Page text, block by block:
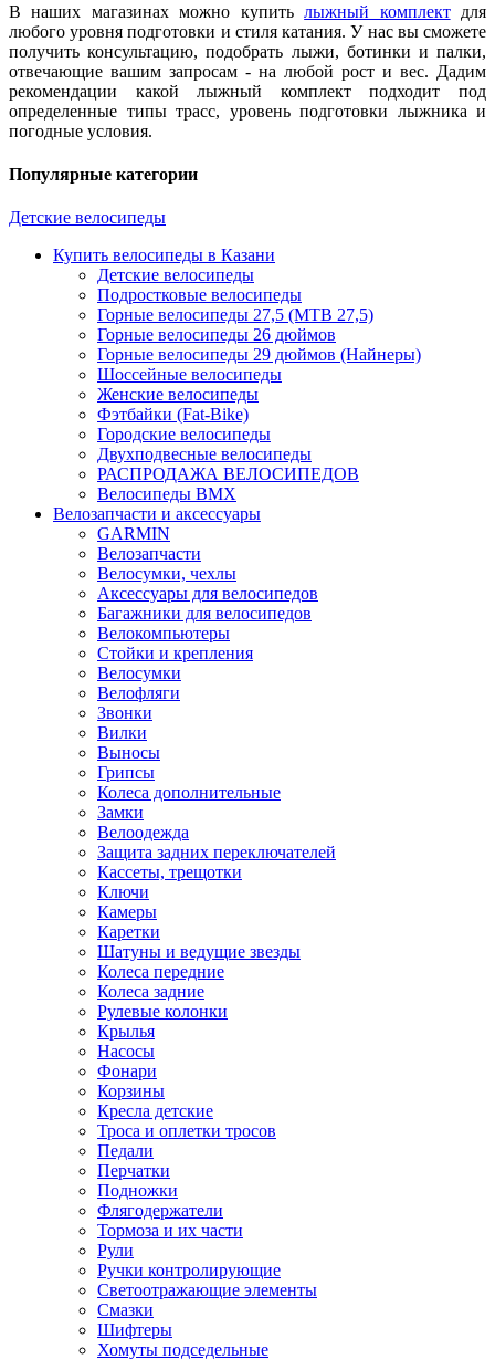
В наших магазинах можно купитьлыжный комплектдля
любого уровня подготовки и стиля катания. У нас вы сможете
получить консультацию, подобрать лыжи, ботинки и палки,
отвечающие вашим запросам - на любой рост и вес. Дадим
рекомендации какой лыжный комплект подходит под
определенные типы трасс, уровень подготовки лыжника и
погодные условия.
Популярные категории
Детские велосипеды
Купить велосипеды в Казани
Детские велосипеды
Подростковые велосипеды
Горные велосипеды 27,5 (MTB 27,5)
Горные велосипеды 26 дюймов
Горные велосипеды 29 дюймов (Найнеры)
Шоссейные велосипеды
Женские велосипеды
Фэтбайки (Fat-Bike)
Городские велосипеды
Двухподвесные велосипеды
РАСПРОДАЖА ВЕЛОСИПЕДОВ
Велосипеды BMX
Велозапчасти и аксессуары
GARMIN
Велозапчасти
Велосумки, чехлы
Аксессуары для велосипедов
Багажники для велосипедов
Велокомпьютеры
Стойки и крепления
Велосумки
Велофляги
Звонки
Вилки
Выносы
Грипсы
Колеса дополнительные
Замки
Велоодежда
Защита задних переключателей
Кассеты, трещотки
Ключи
Камеры
Каретки
Шатуны и ведущие звезды
Колеса передние
Колеса задние
Рулевые колонки
Крылья
Насосы
Фонари
Корзины
Кресла детские
Троса и оплетки тросов
Педали
Перчатки
Подножки
Флягодержатели
Тормоза и их части
Рули
Ручки контролирующие
Светоотражающие элементы
Смазки
Шифтеры
Хомуты подседельные